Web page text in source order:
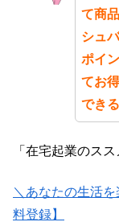
て商
シュ
ポイ
てお
でき
「在宅起業のス
＼あなたの生活
料登録】